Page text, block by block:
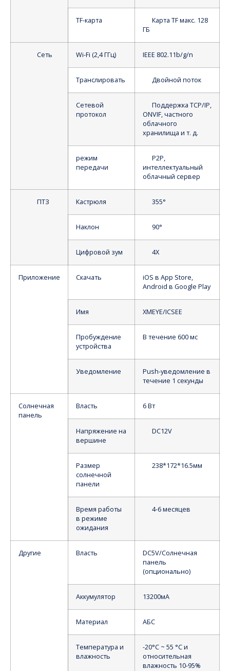
TF-карта
Карта TF макс. 128
ГБ
Сеть Wi-Fi (2,4 ГГц) IEEE 802.11b/g/n
Транслировать Двойной поток
Сетевой
протокол
Поддержка TCP/IP,
ONVIF, частного
облачного
хранилища и т. д.
режим
передачи
P2P,
интеллектуальный
облачный сервер
ПТЗ Кастрюля 355°
Наклон 90°
Цифровой зум 4X
Приложение Скачать
iOS в App Store,
Android в Google Play
Имя XMEYE/ICSEE
Пробуждение
устройства
В течение 600 мс
Уведомление
Push-уведомление в
течение 1 секунды
Солнечная
панель
Власть 6 Вт
Напряжение на
вершине
DC12V
Размер
солнечной
панели
238*172*16.5мм
Время работы
в режиме
ожидания
4-6 месяцев
Другие Власть
DC5V/Солнечная
панель
(опционально)
Аккумулятор 13200мА
Материал АБС
Температура и
влажность
-20°C ~ 55 °C и
относительная
влажность 10-95%